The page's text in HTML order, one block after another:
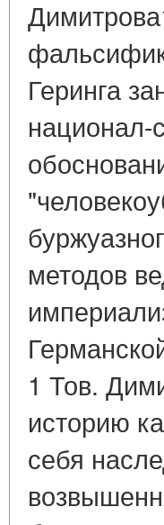
Геринга
национал-
методов
1 Тов.
историю
себя